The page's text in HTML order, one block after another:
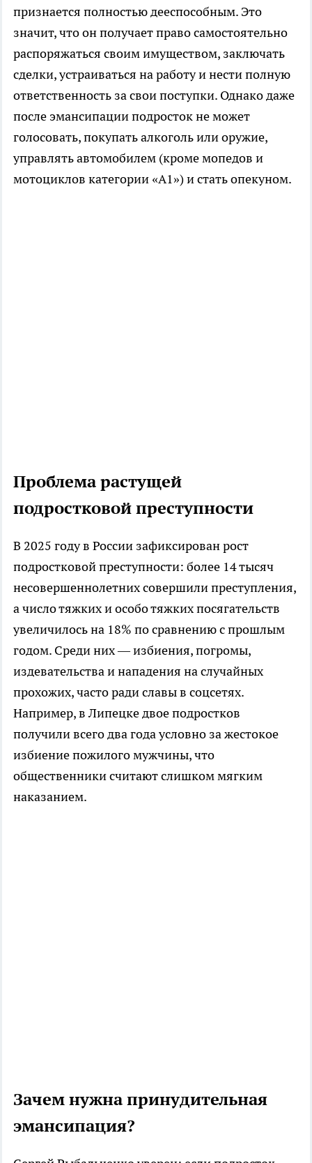
признается полностью дееспособным. Это
значит, что он получает право самостоятельно
распоряжаться своим имуществом, заключать
сделки, устраиваться на работу и нести полную
ответственность за свои поступки. Однако даже
после эмансипации подросток не может
голосовать, покупать алкоголь или оружие,
управлять автомобилем (кроме мопедов и
мотоциклов категории «А1») и стать опекуном.​
Проблема растущей
подростковой преступности
В 2025 году в России зафиксирован рост
подростковой преступности: более 14 тысяч
несовершеннолетних совершили преступления,
а число тяжких и особо тяжких посягательств
увеличилось на 18% по сравнению с прошлым
годом. Среди них — избиения, погромы,
издевательства и нападения на случайных
прохожих, часто ради славы в соцсетях.
Например, в Липецке двое подростков
получили всего два года условно за жестокое
избиение пожилого мужчины, что
общественники считают слишком мягким
наказанием.​
Зачем нужна принудительная
эмансипация?